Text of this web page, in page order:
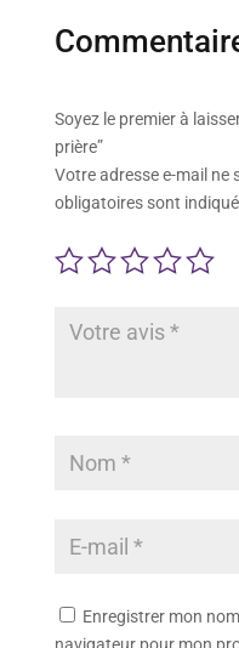
Soyez le premier à
prière”
Votre adresse e-mail ne
obligatoires sont
Enregistrer mon